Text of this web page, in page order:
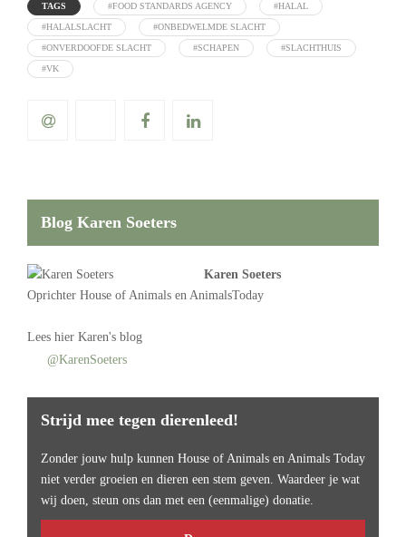
TAGS #FOOD STANDARDS AGENCY #HALAL
#HALALSLACHT #ONBEDWELMDE SLACHT
#ONVERDOOFDE SLACHT #SCHAPEN #SLACHTHUIS
#VK
Blog Karen Soeters
Karen Soeters
Oprichter House of Animals en AnimalsToday
Lees hier Karen's blog
@KarenSoeters
Strijd mee tegen dierenleed!
Zonder jouw hulp kunnen House of Animals en Animals Today
niet verder groeien en dieren een stem geven. Waardeer je wat
wij doen, steun ons dan met een (eenmalige) donatie.